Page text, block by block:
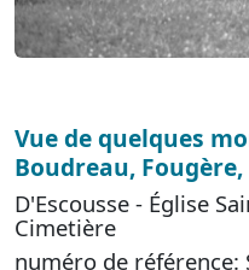
Vue de quelques
Boudreau,
D'Escousse - Église
Cimetière
numéro de référence: